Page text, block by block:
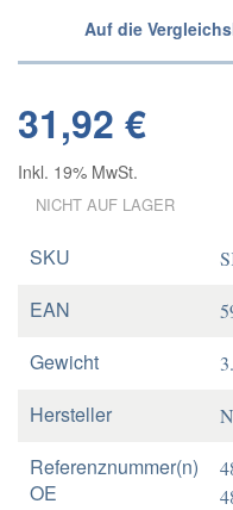
Auf die
31,92 €
Inkl. 19% MwSt.
NICHT AUF LAGER
SKU
EAN
Gewicht
Hersteller
Referenznummer(n)
OE